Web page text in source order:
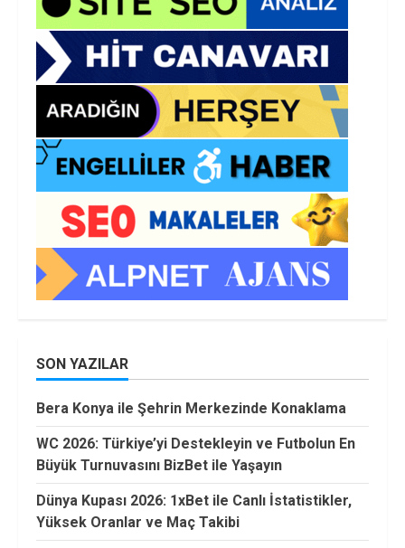
SON YAZILAR
Bera Konya ile Şehrin Merkezinde Konaklama
WC 2026: Türkiye’yi Destekleyin ve Futbolun En
Büyük Turnuvasını BizBet ile Yaşayın
Dünya Kupası 2026: 1xBet ile Canlı İstatistikler,
Yüksek Oranlar ve Maç Takibi